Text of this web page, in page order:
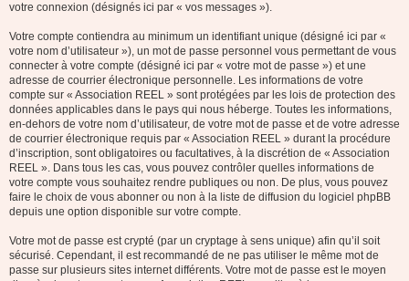
votre connexion (désignés ici par « vos messages »).
Votre compte contiendra au minimum un identifiant unique (désigné ici par «
votre nom d’utilisateur »), un mot de passe personnel vous permettant de vous
connecter à votre compte (désigné ici par « votre mot de passe ») et une
adresse de courrier électronique personnelle. Les informations de votre
compte sur « Association REEL » sont protégées par les lois de protection des
données applicables dans le pays qui nous héberge. Toutes les informations,
en-dehors de votre nom d’utilisateur, de votre mot de passe et de votre adresse
de courrier électronique requis par « Association REEL » durant la procédure
d’inscription, sont obligatoires ou facultatives, à la discrétion de « Association
REEL ». Dans tous les cas, vous pouvez contrôler quelles informations de
votre compte vous souhaitez rendre publiques ou non. De plus, vous pouvez
faire le choix de vous abonner ou non à la liste de diffusion du logiciel phpBB
depuis une option disponible sur votre compte.
Votre mot de passe est crypté (par un cryptage à sens unique) afin qu’il soit
sécurisé. Cependant, il est recommandé de ne pas utiliser le même mot de
passe sur plusieurs sites internet différents. Votre mot de passe est le moyen